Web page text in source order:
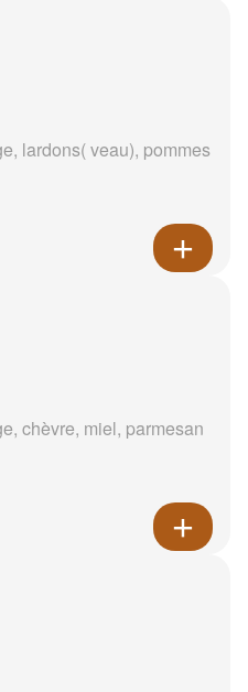
lardons( veau), pommes
chèvre, miel, parmesan